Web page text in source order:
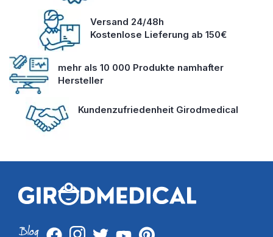
Versand 24/48h
Kostenlose Lieferung ab 150€
mehr als 10 000 Produkte namhafter
Hersteller
Kundenzufriedenheit Girodmedical